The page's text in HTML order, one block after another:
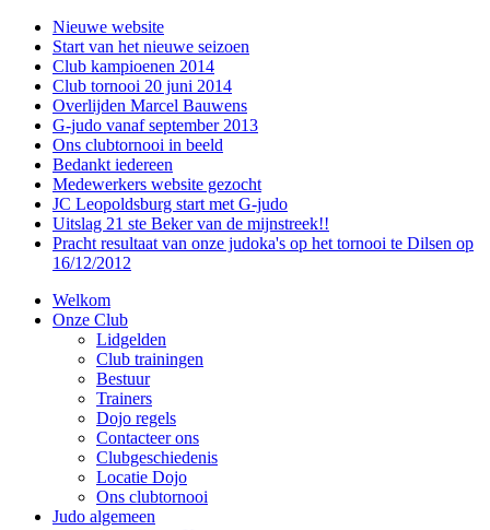
Nieuwe website
Start van het nieuwe seizoen
Club kampioenen 2014
Club tornooi 20 juni 2014
Overlijden Marcel Bauwens
G-judo vanaf september 2013
Ons clubtornooi in beeld
Bedankt iedereen
Medewerkers website gezocht
JC Leopoldsburg start met G-judo
Uitslag 21 ste Beker van de mijnstreek!!
Pracht resultaat van onze judoka's op het tornooi te Dilsen op
16/12/2012
Welkom
Onze Club
Lidgelden
Club trainingen
Bestuur
Trainers
Dojo regels
Contacteer ons
Clubgeschiedenis
Locatie Dojo
Ons clubtornooi
Judo algemeen